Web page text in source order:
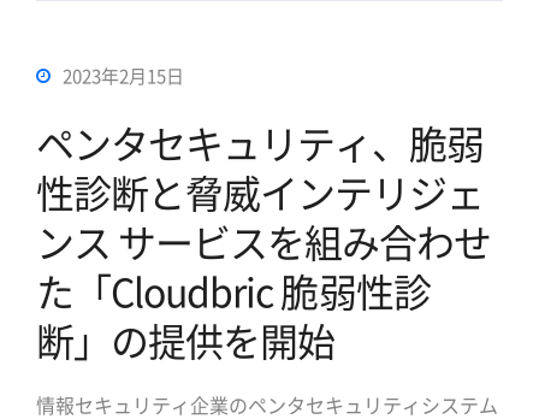
2023年2月15日
ペンタセキュリティ、脆弱
性診断と脅威インテリジェ
ンス サービスを組み合わせ
た「Cloudbric 脆弱性診
断」の提供を開始
情報セキュリティ企業のペンタセキュリティシステム